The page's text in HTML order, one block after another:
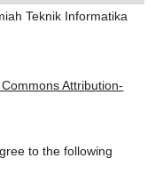
Teknik Informatika
Attribution-
to the following